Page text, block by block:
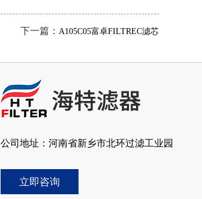
下一篇： A105C05富卓FILTREC滤芯
公司地址：河南省新乡市北环过滤工业园
立即咨询